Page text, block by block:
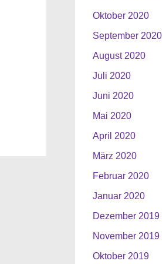
Oktober 2020
September 2020
August 2020
Juli 2020
Juni 2020
Mai 2020
April 2020
März 2020
Februar 2020
Januar 2020
Dezember 2019
November 2019
Oktober 2019